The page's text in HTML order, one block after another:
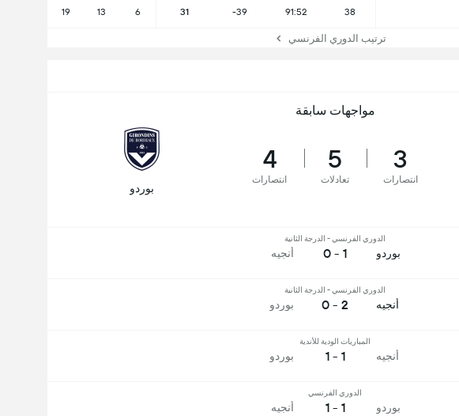
38
91:52
-39
31
6
13
19
ترتيب الدوري الفرنسي
مواجهات سابقة
3
انتصارات
5
تعادلات
4
انتصارات
بوردو
بوردو
الدوري الفرنسي - الدرجة الثانية
1 - 0 أنجيه
أنجيه
الدوري الفرنسي - الدرجة الثانية
2 - 0 بوردو
أنجيه
المباريات الودية للأندية
1 - 1 بوردو
بوردو
الدوري الفرنسي
1 - 1 أنجيه